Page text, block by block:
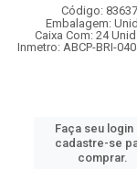
Código:
Embalagem:
Caixa Com: 24
Inmetro: ABCP-BRI-
Faça seu login
cadastre-se
comprar.